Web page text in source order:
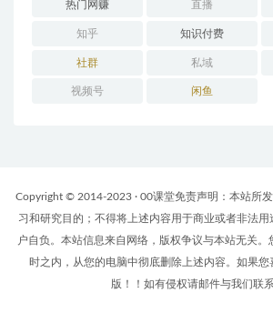
热门网赚 直播
知乎 知识付费
社群 私域
视频号 闲鱼
Copyright © 2014-2023 · 00课堂免责声明：本站所
习和研究目的；不得将上述内容用于商业或者非法用
户自负。本站信息来自网络，版权争议与本站无关
时之内，从您的电脑中彻底删除上述内容。如果
版！！如有侵权请邮件与我们联